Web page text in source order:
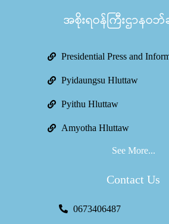
အစိုးရဝန်ကြီးဌာနဝဘ်
Presidential Press and
Pyidaungsu Hluttaw
Pyithu Hluttaw
Amyotha Hluttaw
See More...
Contact Us
0673406487